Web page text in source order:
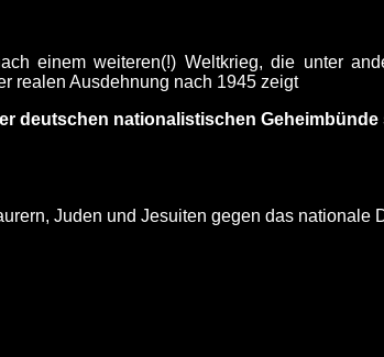
einem weiteren(!) Weltkrieg, die unter
realen Ausdehnung nach 1945 zeigt
deutschen nationalistischen Geheimbünde
Juden und Jesuiten gegen das nationale